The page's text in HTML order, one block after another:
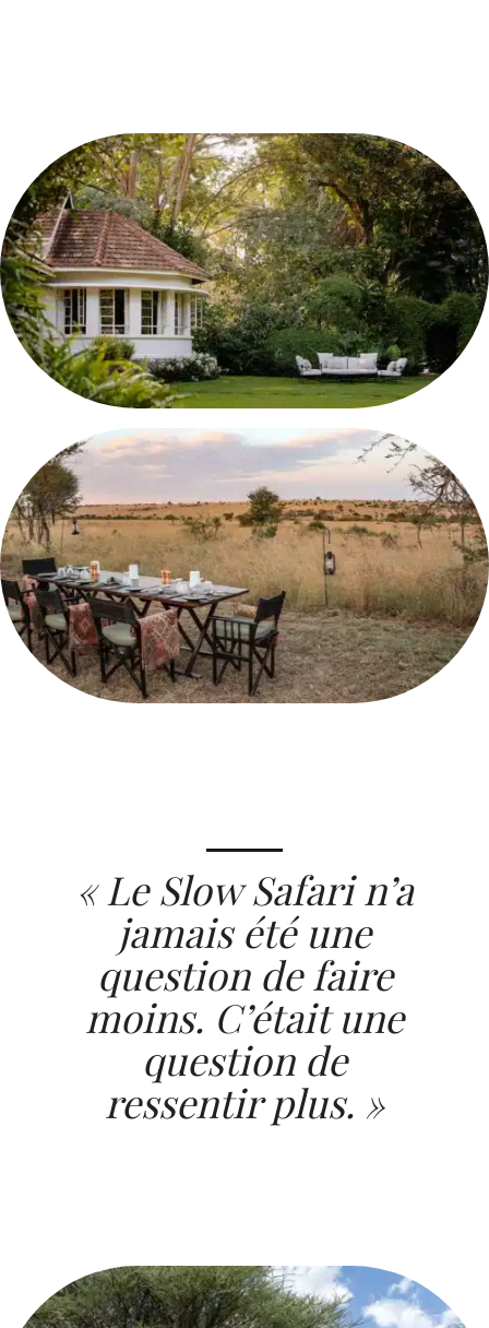
« Le Slow Safari n’a
jamais été une
question de faire
moins. C’était une
question de
ressentir plus. »